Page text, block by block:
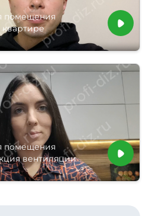
помещения
помещения
вентиляции